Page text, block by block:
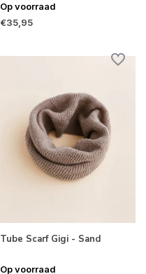
Op voorraad
€35,95
Tube Scarf Gigi - Sand
Op voorraad